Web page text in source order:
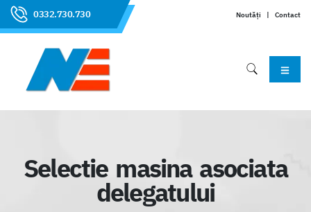
0332.730.730 Noutăți | Contact
Selectie masina asociata
delegatului